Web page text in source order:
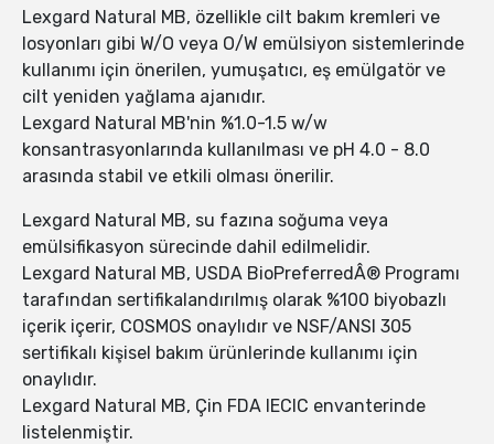
Lexgard Natural MB, özellikle cilt bakım kremleri ve
losyonları gibi W/O veya O/W emülsiyon sistemlerinde
kullanımı için önerilen, yumuşatıcı, eş emülgatör ve
cilt yeniden yağlama ajanıdır.
Lexgard Natural MB'nin %1.0-1.5 w/w
konsantrasyonlarında kullanılması ve pH 4.0 - 8.0
arasında stabil ve etkili olması önerilir.
Lexgard Natural MB, su fazına soğuma veya
emülsifikasyon sürecinde dahil edilmelidir.
Lexgard Natural MB, USDA BioPreferredÂ® Programı
tarafından sertifikalandırılmış olarak %100 biyobazlı
içerik içerir, COSMOS onaylıdır ve NSF/ANSI 305
sertifikalı kişisel bakım ürünlerinde kullanımı için
onaylıdır.
Lexgard Natural MB, Çin FDA IECIC envanterinde
listelenmiştir.